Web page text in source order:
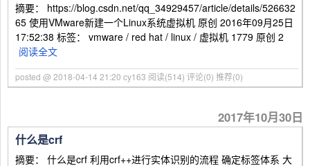
摘要： https://blog.csdn.net/qq_34929457/article/details/526632
65 使用VMware新建一个Linux系统虚拟机 原创 2016年09月25日
17:52:38 标签： vmware / red hat / linux / 虚拟机 1779 原创 2
阅读全文
posted @ 2018-04-14 21:20 cy163 阅读(514) 评论(0) 推荐(0)
2017年10月30日
什么是crf
摘要： 什么是crf 利用crf++进行实体识别的流程 确定标签体系 大